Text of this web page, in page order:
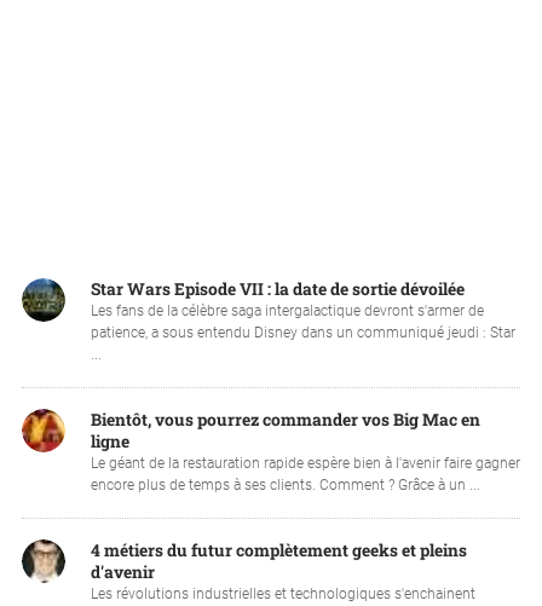
Star Wars Episode VII : la date de sortie dévoilée
Les fans de la célèbre saga intergalactique devront s'armer de
patience, a sous entendu Disney dans un communiqué jeudi : Star
...
Bientôt, vous pourrez commander vos Big Mac en
ligne
Le géant de la restauration rapide espère bien à l'avenir faire gagner
encore plus de temps à ses clients. Comment ? Grâce à un ...
4 métiers du futur complètement geeks et pleins
d'avenir
Les révolutions industrielles et technologiques s'enchainent